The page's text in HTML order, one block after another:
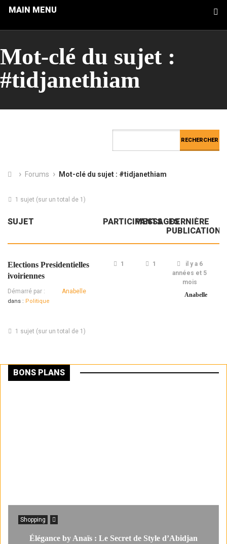
MAIN MENU
Mot-clé du sujet :
#tidjanethiam
› Forums › Mot-clé du sujet : #tidjanethiam
1 sujet (sur un total de 1)
SUJET PARTICIPANTS
MESSAGESDERNIÈRE
PUBLICATION
Elections Presidentielles
ivoiriennes
Démarré par : Anabelle
dans : Politique
1 1
il y a 6
années et 5
mois
Anabelle
1 sujet (sur un total de 1)
BONS PLANS
Shopping
Élégance by Anaïs : Le Secret de Style d’Abidjan